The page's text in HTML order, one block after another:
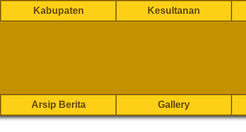
Kabupaten Kesultanan
Arsip Berita Gallery